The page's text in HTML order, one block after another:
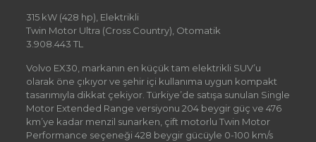
315 kW (428 hp), Elektrikli
Twin Motor Ultra (Cross Country), Otomatik
3.908.443 TL
Volvo EX30, markanın en küçük tam elektrikli SUV’u
olarak öne çıkıyor ve şehir içi kullanıma uygun kompakt
tasarımıyla dikkat çekiyor. Türkiye’de satışa sunulan Single
Motor Extended Range versiyonu 204 beygir güç ve 476
km’ye kadar menzil sunarken, çift motorlu Twin Motor
Performance seçeneği 428 beygir gücüyle 0-100 km/s